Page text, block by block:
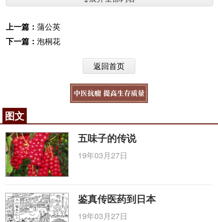
上一篇： 蒲公英
下一篇： 泡桐花
返回首页
图文
五味子的传说
19年03月27日
鉴真传医药到日本
19年03月27日